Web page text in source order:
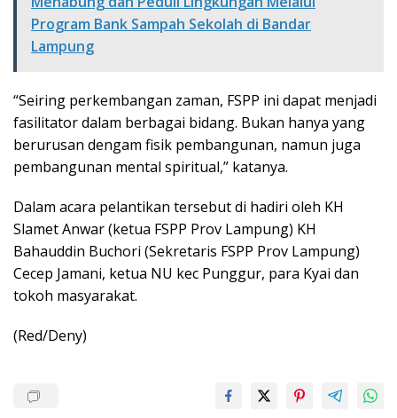
Program Bank Sampah Sekolah di Bandar
Lampung
“Seiring perkembangan zaman, FSPP ini dapat menjadi
fasilitator dalam berbagai bidang. Bukan hanya yang
berurusan dengam fisik pembangunan, namun juga
pembangunan mental spiritual,” katanya.
Dalam acara pelantikan tersebut di hadiri oleh KH
Slamet Anwar (ketua FSPP Prov Lampung) KH
Bahauddin Buchori (Sekretaris FSPP Prov Lampung)
Cecep Jamani, ketua NU kec Punggur, para Kyai dan
tokoh masyarakat.
(Red/Deny)